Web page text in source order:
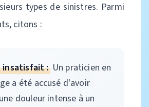
types de sinistres. Parmi
citons :
insatisfait :Un praticien en
a été accusé d'avoir
douleur intense à un